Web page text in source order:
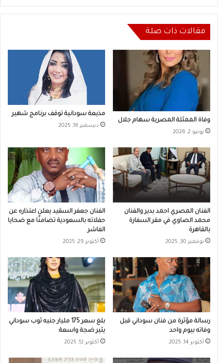
مقالات ذات صلة
وفاة الممثلة المصرية سهام جلال
يونيو 2, 2026
مذيعة سودانية توقف برنامج شهير
ديسمبر 16, 2025
الفنان المصري احمد بدير والفنان
محمد الصاوي في مقر السفارة
بالقاهرة
نوفمبر 30, 2025
الفنان جعفر السقيد يعلن اعتذاره عن
حفلاته بالسعودية تضامنًا مع ضحايا
الفاشر
أكتوبر 29, 2025
رسالة مؤثرة من فنان سوداني قبل
وفاته بيوم واحد
أكتوبر 14, 2025
بلغ سعر 175 مليار جنيه ثوب سوداني
يثير ضجة واسعة
أكتوبر 12, 2025